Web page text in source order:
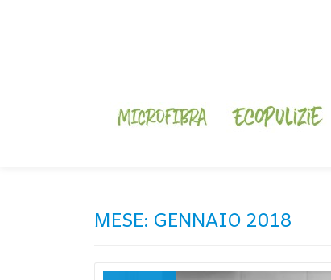
MESE: GENNAIO 2018